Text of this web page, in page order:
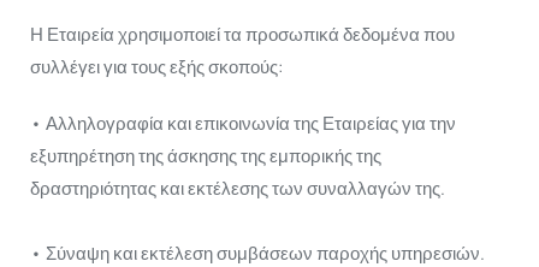
Η Εταιρεία χρησιμοποιεί τα προσωπικά δεδομένα που
συλλέγει για τους εξής σκοπούς:
• Αλληλογραφία και επικοινωνία της Εταιρείας για την
εξυπηρέτηση της άσκησης της εμπορικής της
δραστηριότητας και εκτέλεσης των συναλλαγών της.
• Σύναψη και εκτέλεση συμβάσεων παροχής υπηρεσιών.